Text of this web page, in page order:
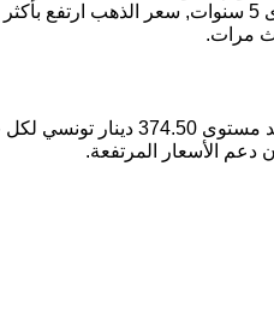
مرات.
دعم الأسعار المرتفعة.